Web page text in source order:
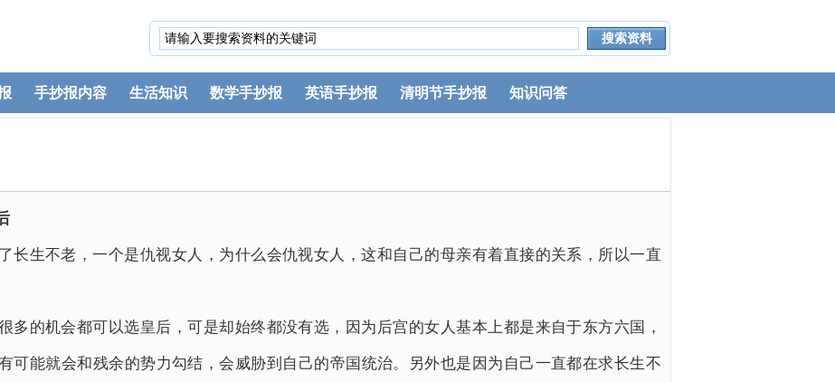
手抄报内容 生活知识 数学手抄报 英语手抄报 清明节手抄报 知识问答
长生不老，一个是仇视女人，为什么会仇视女人，这和自己的母亲有着直接的关系，所以一直
多的机会都可以选皇后，可是却始终都没有选，因为后宫的女人基本上都是来自于东方六国，
可能就会和残余的势力勾结，会威胁到自己的帝国统治。另外也是因为自己一直都在求长生不